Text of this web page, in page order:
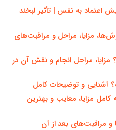
اعتماد به نفس | تأثیر لبخند
مزایا، مراحل و مراقبت‌های
مراحل انجام و نقش آن در
آشنایی و توضیحات کامل
مزایا، معایب و بهترین
و مراقبت‌های بعد از آن